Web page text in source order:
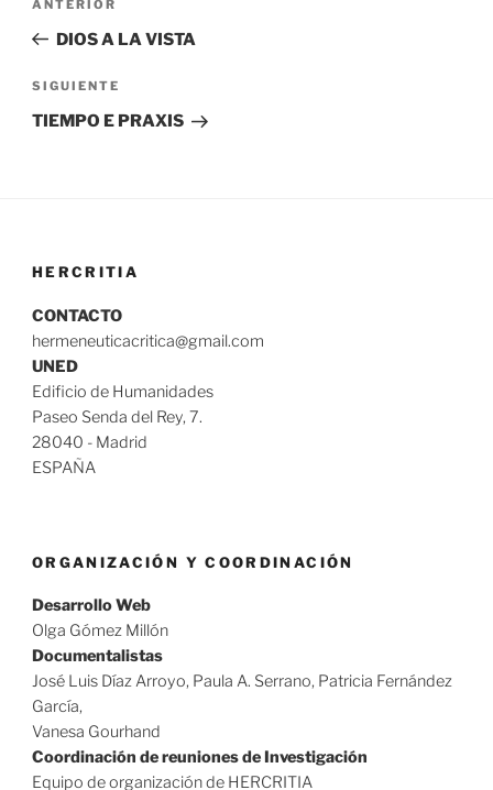
entradas
Entrada
anterior:
ANTERIOR
DIOS A LA VISTA
Siguiente
entrada
SIGUIENTE
TIEMPO E PRAXIS
HERCRITIA
CONTACTO
hermeneuticacritica@gmail.com
UNED
Edificio de Humanidades
Paseo Senda del Rey, 7.
28040 - Madrid
ESPAÑA
ORGANIZACIÓN Y COORDINACIÓN
Desarrollo Web
Olga Gómez Millón
Documentalistas
José Luis Díaz Arroyo, Paula A. Serrano, Patricia Fernández
García,
Vanesa Gourhand
Coordinación de reuniones de Investigación
Equipo de organización de HERCRITIA